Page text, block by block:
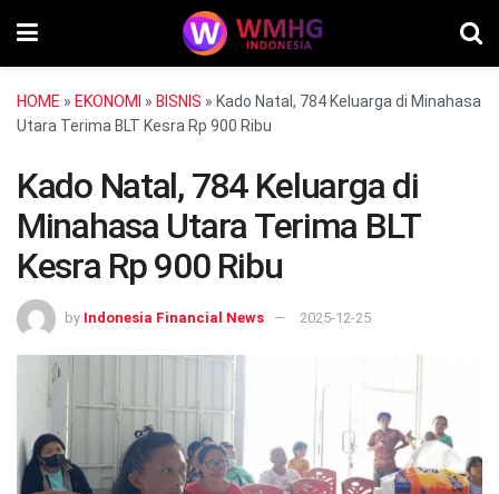
HOME » EKONOMI » BISNIS » Kado Natal, 784 Keluarga di Minahasa
Utara Terima BLT Kesra Rp 900 Ribu
Kado Natal, 784 Keluarga di
Minahasa Utara Terima BLT
Kesra Rp 900 Ribu
by Indonesia Financial News 2025-12-25